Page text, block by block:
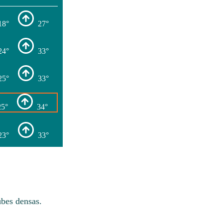
27°
33°
33°
34°
33°
densas.